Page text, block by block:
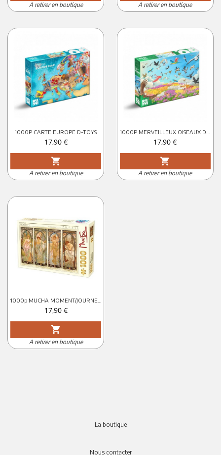
A retirer en boutique A retirer en boutique
1000P CARTE EUROPE D-TOYS
Prix
17,90 €
shopping_cart
A retirer en boutique
Prix
17,90 €
shopping_cart
A retirer en boutique
Prix
17,90 €
shopping_cart
A retirer en boutique
La boutique
Nous contacter